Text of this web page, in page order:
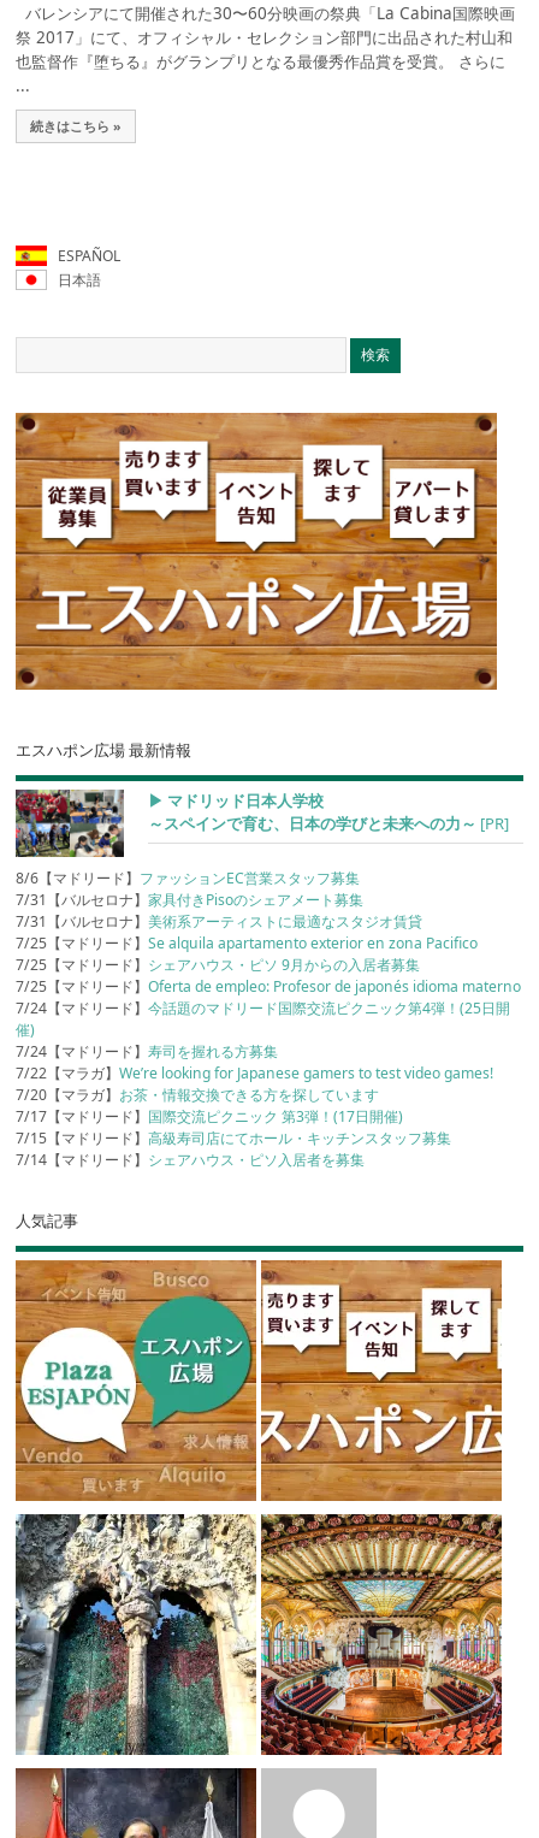
バレンシアにて開催された30〜60分映画の祭典「La Cabina国際映画
祭 2017」にて、オフィシャル・セレクション部門に出品された村山和
也監督作『堕ちる』がグランプリとなる最優秀作品賞を受賞。 さらに
...
続きはこちら »
ESPAÑOL
日本語
エスハポン広場 最新情報
▶︎ マドリッド日本人学校
～スペインで育む、日本の学びと未来への力～ [PR]
8/6【マドリード】 ファッションEC営業スタッフ募集
7/31【バルセロナ】家具付きPisoのシェアメート募集
7/31【バルセロナ】美術系アーティストに最適なスタジオ賃貸
7/25【マドリード】Se alquila apartamento exterior en zona Pacifico
7/25【マドリード】 シェアハウス・ピソ 9月からの入居者募集
7/25【マドリード】Oferta de empleo: Profesor de japonés idioma materno
7/24【マドリード】今話題のマドリード国際交流ピクニック第4弾！(25日開
催)
7/24【マドリード】寿司を握れる方募集
7/22【マラガ】We’re looking for Japanese gamers to test video games!
7/20【マラガ】 お茶・情報交換できる方を探しています
7/17【マドリード】 国際交流ピクニック 第3弾！(17日開催)
7/15【マドリード】高級寿司店にてホール・キッチンスタッフ募集
7/14【マドリード】 シェアハウス・ピソ入居者を募集
人気記事